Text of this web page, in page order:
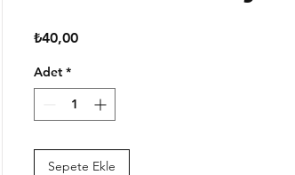
₺40,00Fiyat
Adet *
Sepete Ekle